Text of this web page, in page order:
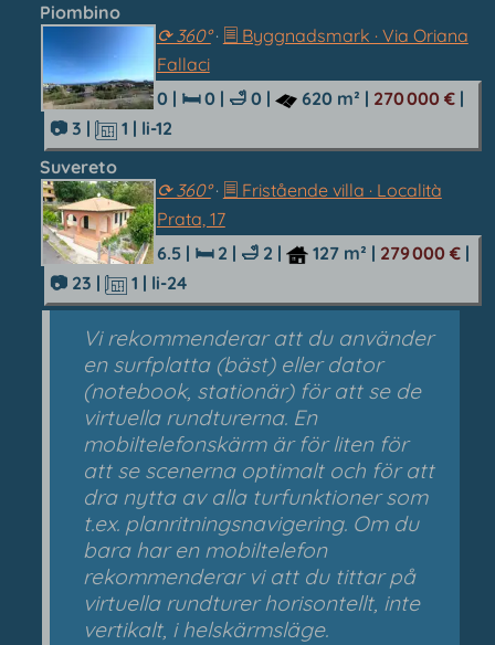
Piombino
⟳ 360°· 🗏 Byggnadsmark · Via Oriana
Fallaci
0 | 🛏 0| 🛁 0| 620 m² | 270 000 €|
📷 3 | 1 | li-12
Suvereto
⟳ 360°· 🗏 Fristående villa · Località
Prata, 17
6.5 | 🛏 2 | 🛁 2 | 127 m² | 279 000 €|
📷 23 | 1 | li-24
Vi rekommenderar att du använder
en surfplatta (bäst) eller dator
(notebook, stationär) för att se de
virtuella rundturerna. En
mobiltelefonskärm är för liten för
att se scenerna optimalt och för att
dra nytta av alla turfunktioner som
t.ex. planritningsnavigering. Om du
bara har en mobiltelefon
rekommenderar vi att du tittar på
virtuella rundturer horisontellt, inte
vertikalt, i helskärmsläge.